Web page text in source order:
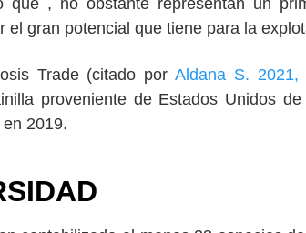
que , no obstante representan un
el gran potencial que tiene para la
Trade (citado porAldana S. 2021,
proveniente de Estados Unidos
2019.